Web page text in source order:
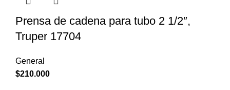
Prensa de cadena para tubo 2 1/2″,
Truper 17704
General
$210.000